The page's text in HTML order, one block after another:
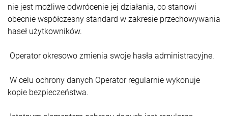
nie jest możliwe odwrócenie jej działania, co stanowi
obecnie współczesny standard w zakresie przechowywania
haseł użytkowników.
Operator okresowo zmienia swoje hasła administracyjne.
W celu ochrony danych Operator regularnie wykonuje
kopie bezpieczeństwa.